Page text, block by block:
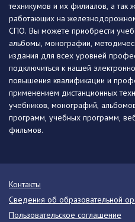
техникумов и их филиалов, а так
работающих на
СПО. Вы можете приобрести
альбомы, монографии,
издания для всех уровней
подключиться к нашей
повышения квалификации и
применением дистанционных
учебников, монографий,
программ, учебных программ,
фильмов.
Контакты
Сведения об образовательной
Пользовательское соглашение